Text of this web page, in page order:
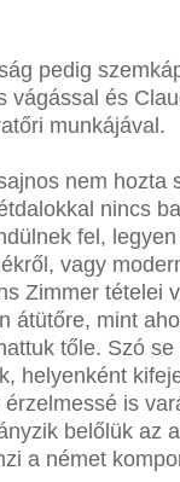
pedig
vágással és
munkájával.
nem hozta
nincs
fel,
vagy
Zimmer tételei
átütőre, mint
tőle. Szó se
helyenként
is
belőlük az
a német